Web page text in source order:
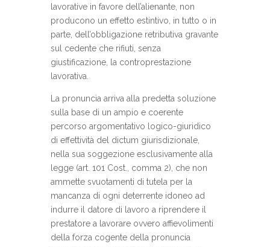
lavorative in favore dell’alienante, non
producono un effetto estintivo, in tutto o in
parte, dell’obbligazione retributiva gravante
sul cedente che rifiuti, senza
giustificazione, la controprestazione
lavorativa.
La pronuncia arriva alla predetta soluzione
sulla base di un ampio e coerente
percorso argomentativo logico-giuridico
di effettività del dictum giurisdizionale,
nella sua soggezione esclusivamente alla
legge (art. 101 Cost., comma 2), che non
ammette svuotamenti di tutela per la
mancanza di ogni deterrente idoneo ad
indurre il datore di lavoro a riprendere il
prestatore a lavorare ovvero affievolimenti
della forza cogente della pronuncia